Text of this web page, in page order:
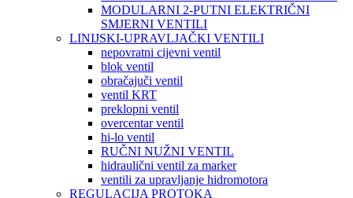
MODULARNI 2-PUTNI ELEKTRIČNI
SMJERNI VENTILI
LINIJSKI-UPRAVLJAČKI VENTILI
nepovratni cijevni ventil
blok ventil
obračajuči ventil
ventil KRT
preklopni ventil
overcentar ventil
hi-lo ventil
RUČNI NUŽNI VENTIL
hidraulični ventil za marker
ventili za upravljanje hidromotora
REGULACIJA PROTOKA